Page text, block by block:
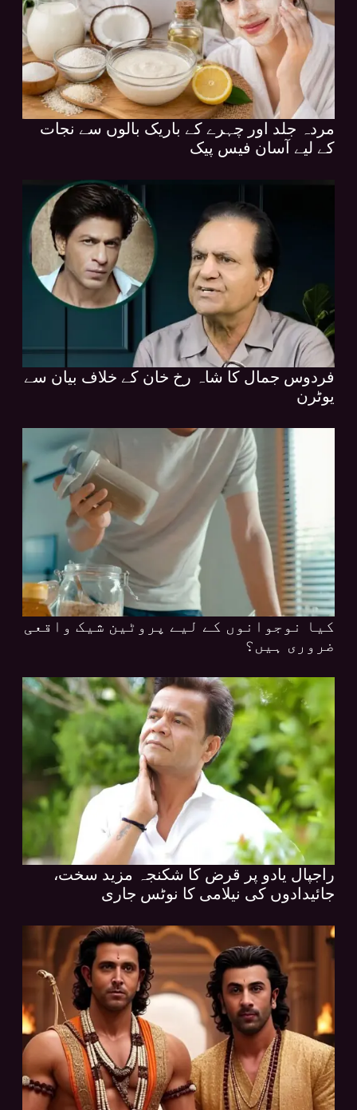
مردہ جلد اور چہرے کے باریک بالوں سے نجات
کے لیے آسان فیس پیک
فردوس جمال کا شاہ رخ خان کے خلاف بیان سے
یوٹرن
کیا نوجوانوں کے لیے پروٹین شیک واقعی
ضروری ہیں؟
راجپال یادو پر قرض کا شکنجہ مزید سخت،
جائیدادوں کی نیلامی کا نوٹس جاری